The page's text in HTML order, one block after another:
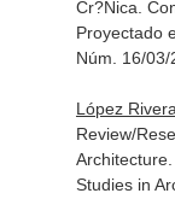
Cr?Nica.
Proyectado
Núm. 16/03/
López
Review/
Architecture.
Studies in